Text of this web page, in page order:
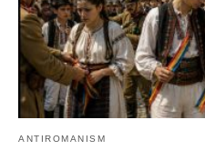
ANTIROMANISM